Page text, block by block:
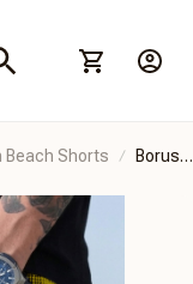
Beach Shorts